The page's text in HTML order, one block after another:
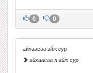
0 0
айхаасаа айж сур
айхаасаа л айж сур